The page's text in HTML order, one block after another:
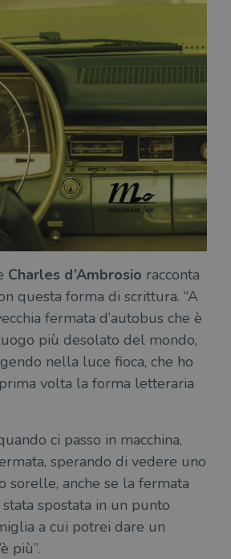
Charles d’Ambrosio racconta
questa forma di scrittura. “A
fermata d’autobus che è
più desolato del mondo,
nella luce fioca, che ho
volta la forma letteraria
ci passo in macchina,
sperando di vedere uno
sorelle, anche se la fermata
spostata in un punto
a cui potrei dare un
più”.